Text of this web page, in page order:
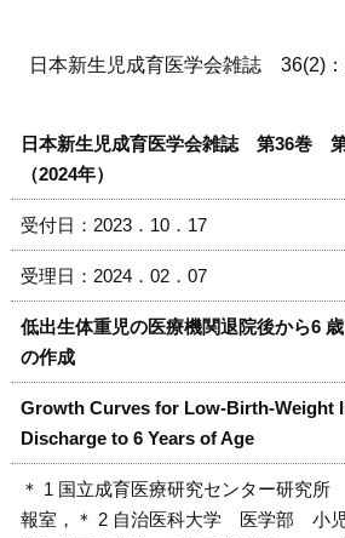
日本新生児成育医学会雑誌 36(2)
日本新生児成育医学会雑誌 第36巻
（2024年）
受付日：2023．10．17
受理日：2024．02．07
低出生体重児の医療機関退院後から6
の作成
Growth Curves for Low-Birth-Weight
Discharge to 6 Years of Age
＊ 1 国立成育医療研究センター研究
報室，＊ 2 自治医科大学 医学部 小